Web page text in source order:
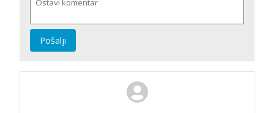
Pošalji